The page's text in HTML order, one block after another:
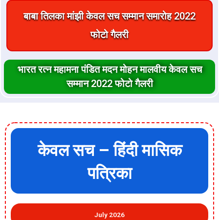
बाबा तिलका मांझी केवल सच सम्मान समारोह 2022
फोटो गैलरी
भारत रत्न महामना पंडित मदन मोहन मालवीय केवल सच
सम्मान 2022 फोटो गैलरी
केवल सच – हिंदी मासिक
पत्रिका
July 2026